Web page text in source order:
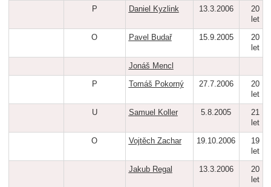
P Daniel Kyzlink 13.3.2006
20
let
O Pavel Budař 15.9.2005
20
let
Jonáš Mencl
P Tomáš Pokorný 27.7.2006
20
let
U Samuel Koller 5.8.2005
21
let
O Vojtěch Zachar 19.10.2006
19
let
Jakub Regal 13.3.2006
20
let